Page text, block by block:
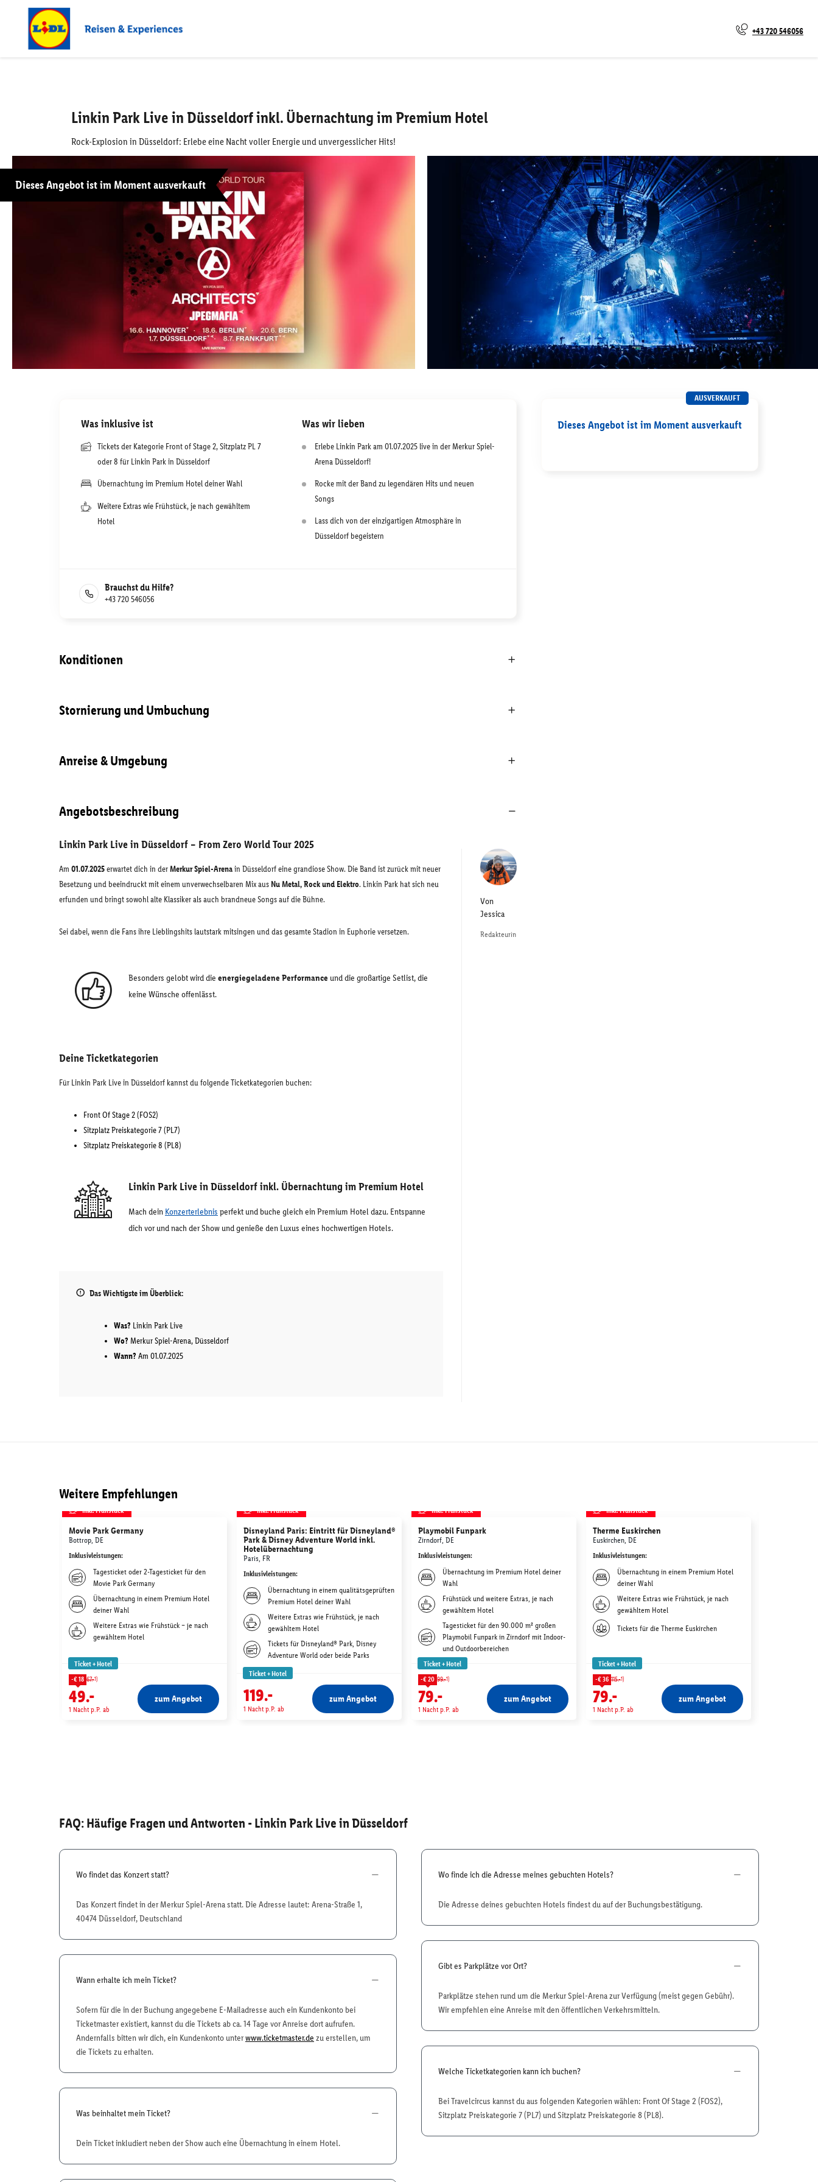
+43 720 546056
Linkin Park Live in Düsseldorf inkl. Übernachtung im Premium Hotel
Rock-Explosion in Düsseldorf: Erlebe eine Nacht voller Energie und unvergesslicher Hits!
Dieses Angebot ist im Moment ausverkauft
AUSVERKAUFT
Dieses Angebot ist im Moment ausverkauft
Was inklusive ist
Tickets der Kategorie Front of Stage 2, Sitzplatz PL 7
oder 8 für Linkin Park in Düsseldorf
Übernachtung im Premium Hotel deiner Wahl
Weitere Extras wie Frühstück, je nach gewähltem
Hotel
Was wir lieben
Erlebe Linkin Park am 01.07.2025 live in der Merkur Spiel-
Arena Düsseldorf!
Rocke mit der Band zu legendären Hits und neuen
Songs
Lass dich von der einzigartigen Atmosphäre in
Düsseldorf begeistern
Brauchst du Hilfe?
+43 720 546056
Konditionen
Stornierung und Umbuchung
Anreise & Umgebung
Angebotsbeschreibung
Linkin Park Live in Düsseldorf – From Zero World Tour 2025
Am 01.07.2025erwartet dich in derMerkur Spiel-Arenain Düsseldorf eine grandiose Show. Die Band ist zurück mit neuer
Besetzung und beeindruckt mit einem unverwechselbaren Mix aus Nu Metal, Rock und Elektro. Linkin Park hat sich neu
erfunden und bringt sowohl alte Klassiker als auch brandneue Songs auf die Bühne.
Sei dabei, wenn die Fans ihre Lieblingshits lautstark mitsingen und das gesamte Stadion in Euphorie versetzen.
Besonders gelobt wird die energiegeladene Performance und die großartige Setlist, die
keine Wünsche offenlässt.
Deine Ticketkategorien
Für Linkin Park Live in Düsseldorf kannst du folgende Ticketkategorien buchen:
Front Of Stage 2 (FOS2)
Sitzplatz Preiskategorie 7 (PL7)
Sitzplatz Preiskategorie 8 (PL8)
Linkin Park Live in Düsseldorf inkl. Übernachtung im Premium Hotel
Mach dein Konzerterlebnis perfekt und buche gleich ein Premium Hotel dazu. Entspanne
dich vor und nach der Show und genieße den Luxus eines hochwertigen Hotels.
Das Wichtigste im Überblick:
Was? Linkin Park Live
Wo? Merkur Spiel-Arena, Düsseldorf
Wann? Am 01.07.2025
Von
Jessica
Redakteurin
Weitere Empfehlungen
inkl. Frühstück
Movie Park Germany
Bottrop, DE
Inklusivleistungen:
Tagesticket oder 2-Tagesticket für den
Movie Park Germany
Übernachtung in einem Premium Hotel
deiner Wahl
Weitere Extras wie Frühstück – je nach
gewähltem Hotel
Ticket + Hotel
-€ 18 67.-1)
49.-
1 Nacht p.P. ab
zum Angebot
inkl. Frühstück
Disneyland Paris: Eintritt für Disneyland®
Park & Disney Adventure World inkl.
Hotelübernachtung
Paris, FR
Inklusivleistungen:
Übernachtung in einem qualitätsgeprüften
Premium Hotel deiner Wahl
Weitere Extras wie Frühstück, je nach
gewähltem Hotel
Tickets für Disneyland® Park, Disney
Adventure World oder beide Parks
Ticket + Hotel
119.-
1 Nacht p.P. ab
zum Angebot
inkl. Frühstück
Playmobil Funpark
Zirndorf, DE
Inklusivleistungen:
Übernachtung im Premium Hotel deiner
Wahl
Frühstück und weitere Extras, je nach
gewähltem Hotel
Tagesticket für den 90.000 m² großen
Playmobil Funpark in Zirndorf mit Indoor-
und Outdoorbereichen
Ticket + Hotel
-€ 20 99.-1)
79.-
1 Nacht p.P. ab
zum Angebot
inkl. Frühstück
Therme Euskirchen
Euskirchen, DE
Inklusivleistungen:
Übernachtung in einem Premium Hotel
deiner Wahl
Weitere Extras wie Frühstück, je nach
gewähltem Hotel
Tickets für die Therme Euskirchen
Ticket + Hotel
-€ 36 115.-1)
79.-
1 Nacht p.P. ab
zum Angebot
FAQ: Häufige Fragen und Antworten - Linkin Park Live in Düsseldorf
Wo findet das Konzert statt?
Das Konzert findet in der Merkur Spiel-Arena statt. Die Adresse lautet: Arena-Straße 1,
40474 Düsseldorf, Deutschland
Wann erhalte ich mein Ticket?
Sofern für die in der Buchung angegebene E-Mailadresse auch ein Kundenkonto bei
Ticketmaster existiert, kannst du die Tickets ab ca. 14 Tage vor Anreise dort aufrufen.
Andernfalls bitten wir dich, ein Kundenkonto unterwww.ticketmaster.de zu erstellen, um
die Tickets zu erhalten.
Was beinhaltet mein Ticket?
Dein Ticket inkludiert neben der Show auch eine Übernachtung in einem Hotel.
Wo finde ich die Adresse meines gebuchten Hotels?
Die Adresse deines gebuchten Hotels findest du auf der Buchungsbestätigung.
Gibt es Parkplätze vor Ort?
Parkplätze stehen rund um die Merkur Spiel-Arena zur Verfügung (meist gegen Gebühr).
Wir empfehlen eine Anreise mit den öffentlichen Verkehrsmitteln.
Welche Ticketkategorien kann ich buchen?
Bei Travelcircus kannst du aus folgenden Kategorien wählen: Front Of Stage 2 (FOS2),
Sitzplatz Preiskategorie 7 (PL7) und Sitzplatz Preiskategorie 8 (PL8).